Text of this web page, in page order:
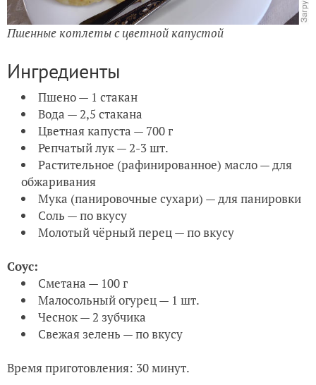
Пшенные котлеты с цветной капустой
Ингредиенты
Пшено — 1 стакан
Вода — 2,5 стакана
Цветная капуста — 700 г
Репчатый лук — 2-3 шт.
Растительное (рафинированное) масло — для
обжаривания
Мука (панировочные сухари) — для панировки
Соль — по вкусу
Молотый чёрный перец — по вкусу
Соус:
Сметана — 100 г
Малосольный огурец — 1 шт.
Чеснок — 2 зубчика
Свежая зелень — по вкусу
Время приготовления: 30 минут.